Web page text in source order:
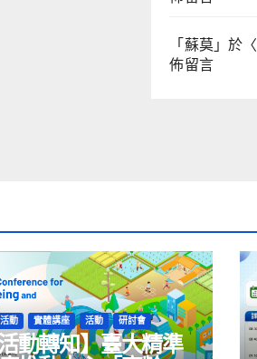
「 蘇莫」於〈
佈留言
動 實體講座 活動 研討會
動轉知】臺大精準